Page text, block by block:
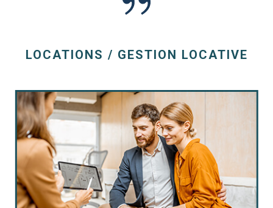
LOCATIONS / GESTION LOCATIVE